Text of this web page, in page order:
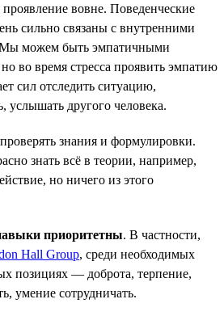
проявление вовне. Поведенческие
сильно связаны с внутренними
Мы можем быть эмпатичными
во время стресса проявить эмпатию
сил отследить ситуацию,
услышать другого человека.
знания и формулировки.
знать всё в теории, например,
но ничего из этого
приоритетны. В частности,
Hall Group, среди необходимых
позициях — доброта, терпение,
умение сотрудничать.